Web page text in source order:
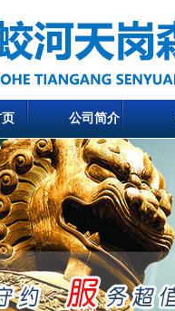
页 公司简介